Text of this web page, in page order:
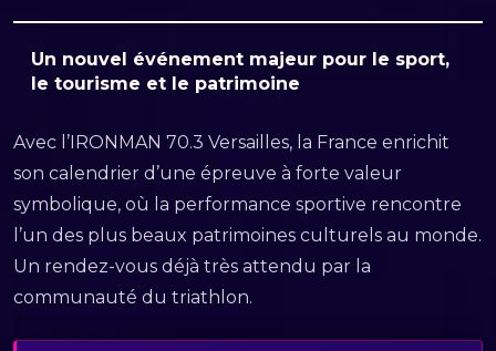
Un nouvel événement majeur pour le sport,
le tourisme et le patrimoine
Avec l’IRONMAN 70.3 Versailles, la France enrichit
son calendrier d’une épreuve à forte valeur
symbolique, où la performance sportive rencontre
l’un des plus beaux patrimoines culturels au monde.
Un rendez-vous déjà très attendu par la
communauté du triathlon.